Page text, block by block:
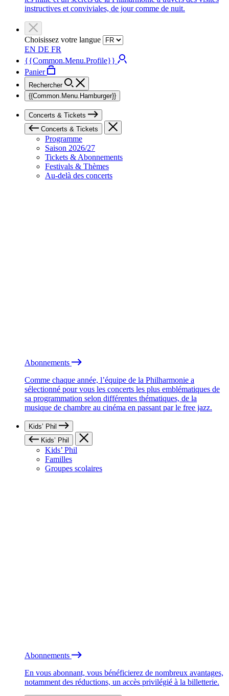
instructives et conviviales, de jour comme de nuit.
Choisissez votre langue
EN DE FR
{{Common.Menu.Profile}}
Panier
Rechercher
{{Common.Menu.Hamburger}}
Concerts & Tickets
Concerts & Tickets
Programme
Saison 2026/27
Tickets & Abonnements
Festivals & Thèmes
Au-delà des concerts
Abonnements
Comme chaque année, l’équipe de la Philharmonie a
sélectionné pour vous les concerts les plus emblématiques de
sa programmation selon différentes thématiques, de la
musique de chambre au cinéma en passant par le free jazz.
Kids’ Phil
Kids’ Phil
Kids’ Phil
Familles
Groupes scolaires
Abonnements
En vous abonnant, vous bénéficierez de nombreux avantages,
notamment des réductions, un accès privilégié à la billetterie.